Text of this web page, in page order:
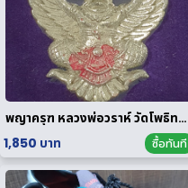
พญาครุฑ หลวงพ่อวราห์ วัดโพธิทอง มหาบารมี2 เนื้อสัมฤทธิ์เงิน
1,850 บาท
ซื้อทันที